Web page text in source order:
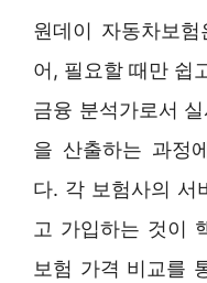
원데이 자동차보
어, 필요할 때만 쉽
금융 분석가로서
을 산출하는 과정
다. 각 보험사의 서
고 가입하는 것이
보험 가격 비교를